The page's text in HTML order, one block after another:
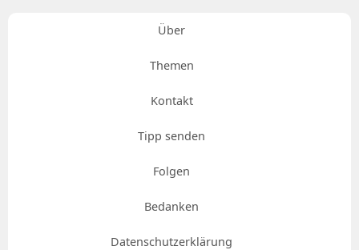
Über
Themen
Kontakt
Tipp senden
Folgen
Bedanken
Datenschutzerklärung